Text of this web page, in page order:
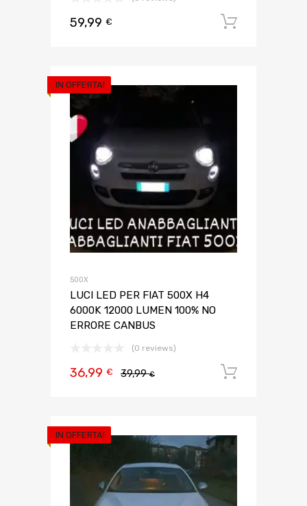
59,99 €
IN OFFERTA!
500X
LUCI LED PER FIAT 500X H4
6000K 12000 LUMEN 100% NO
ERRORE CANBUS
(0 reviews)
39,99€
36,99 €
IN OFFERTA!